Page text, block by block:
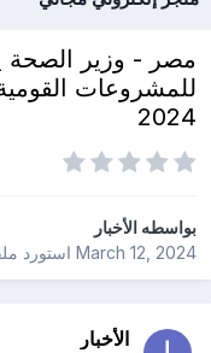
مصر - وزير الصحة
للمشروعات
2024
بواسطهالأخبار
March 12, 2024استورد
الأخبار